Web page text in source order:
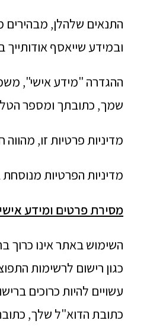
התנאים שלהלן, מבהירים
ובמידע שייאסף
ההגדרה "מידע אישי",
שמך, כתובתך ומספר
מדיניות פרטיות זו,
מדיניות הפרטיות
מסירת פרטים ומידע אישי
השימוש באתר אינו כרוך
כגון רישום לרשימות
עשויים להיות כרוכים